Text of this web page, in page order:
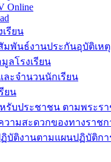
Online
รียน
มพันธ์งานประกันอุบัติเหตุ
ลโรงเรียน
ละจำนวนนักเรียน
ยน
รับประชาชน ตามพระร
วามสะดวกของทางราชก
บัติงานตามแผนปฏิบัติกา